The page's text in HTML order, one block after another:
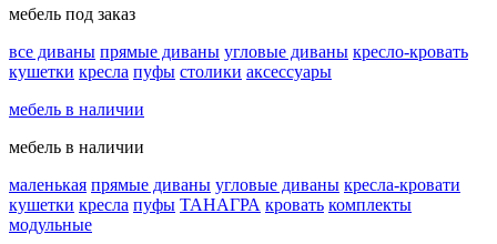
мебель под заказ
все диваны прямые диваны угловые диваны кресло-кровать
кушетки кресла пуфы столики аксессуары
мебель в наличии
мебель в наличии
маленькая прямые диваны угловые диваны кресла-кровати
кушетки кресла пуфы ТАНАГРА кровать комплекты
модульные